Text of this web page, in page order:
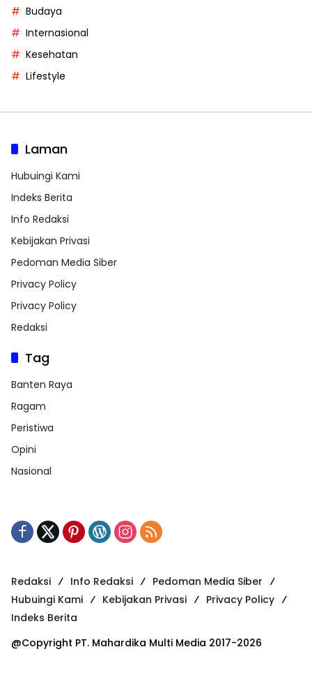
Budaya
Internasional
Kesehatan
Lifestyle
Laman
Hubuingi Kami
Indeks Berita
Info Redaksi
Kebijakan Privasi
Pedoman Media Siber
Privacy Policy
Privacy Policy
Redaksi
Tag
Banten Raya
Ragam
Peristiwa
Opini
Nasional
Redaksi Info Redaksi
Pedoman Media Siber
Hubuingi Kami
Kebijakan Privasi
Privacy Policy
Indeks Berita
@Copyright PT. Mahardika Multi Media 2017-2026